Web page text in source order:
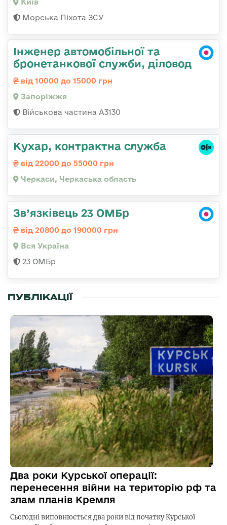
Київ
Морська Піхота ЗСУ
Інженер автомобільної та
бронетанкової служби, діловод
від 10000 до 15000 грн
Запоріжжя
Військова частина А3130
Кухар, контрактна служба
від 22000 до 55000 грн
Черкаси, Черкаська область
Зв’язківець 23 ОМБр
від 20800 до 190000 грн
Вся Україна
23 ОМБр
ПУБЛІКАЦІЇ
Два роки Курської операції:
перенесення війни на територію рф та
злам планів Кремля
Сьогодні виповнюється два роки від початку Курської